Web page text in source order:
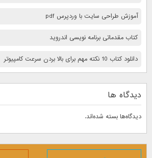
آموزش طراحی سایت با وردپرس pdf
کتاب مقدماتی برنامه نویسی اندروید
دانلود کتاب 10 نكته مهم برای بالا بردن سرعت كامپيوتر
دیدگاه ها
دیدگاه‌ها بسته شده‌اند.